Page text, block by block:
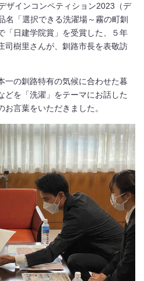
ザインコンペティション2023（デ
名「選択できる洗濯場～霧の町釧
「日建学院賞」を受賞した、５年
司樹里さんが、釧路市長を表敬訪
の釧路特有の気候に合わせた暮
どを「洗濯」をテーマにお話した
言葉をいただきました。